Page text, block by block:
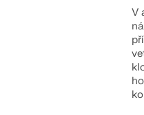
Dlubal API
V